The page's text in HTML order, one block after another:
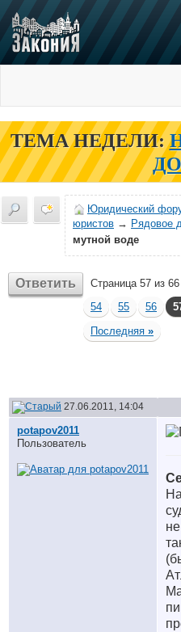
ТЕМА НЕДЕЛИ:
Юридический
юристов → Рядовое
мутной воде
Ответить Страница 57 из 66
54
55 56
Последняя »
27.06.2011, 14:04
potapov2011
Пользователь